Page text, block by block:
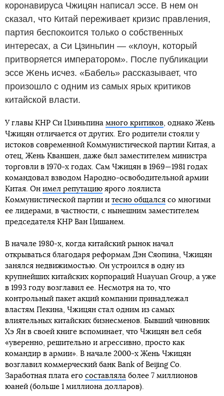
коронавируса Чжицян написал эссе. В нем он
сказал, что Китай переживает кризис правления,
партия беспокоится только о собственных
интересах, а Си Цзиньпин — «клоун, который
притворяется императором». После публикации
эссе Жень исчез. «Бабель» рассказывает, что
произошло с одним из самых ярых критиков
китайской власти.
У главы КНР Си Цзиньпина много критиков, однако Жень
Чжицян отличается от других. Его родители стояли у
истоков современной Коммунистической партии Китая, а
отец, Жень Кваншен, даже был заместителем министра
торговли в 1970-х годах. Сам Чжицян в 1969—1981 годах
командовал взводом Народно-освободительной армии
Китая. Он имел репутацию ярого лоялиста
Коммунистической партии и тесно общался со многими
ее лидерами, в частности, с нынешним заместителем
председателя КНР Ван Цишанем.
В начале 1980-х, когда китайский рынок начал
открываться благодаря реформам Дэн Сяопина, Чжицян
занялся недвижимостью. Он устроился в одну из
крупнейших китайских корпораций Huayuan Group, а уже
в 1993 году возглавил ее. Несмотря на то, что
контрольный пакет акций компании принадлежал
властям Пекина, Чжицян стал одним из самых
влиятельных китайских бизнесменов. Бывший чиновник
Хэ Ян в своей книге вспоминает, что Чжицян вел себя
«уверенно, решительно и агрессивно, просто как
командир в армии». В начале 2000-х Жень Чжицян
возглавил коммерческий банк Bank of Beijing Co.
Заработная плата его составляла более 7 миллионов
юаней (больше 1 миллиона долларов).